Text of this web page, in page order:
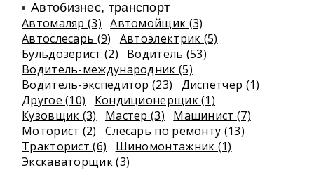
Автобизнес, транспорт
Автомаляр (3)
Автомойщик (3)
Автослесарь (9)
Автоэлектрик (5)
Бульдозерист (2)
Водитель (53)
Водитель-международник (5)
Водитель-экспедитор (23)
Диспетчер (1)
Другое (10)
Кондиционерщик (1)
Кузовщик (3)
Мастер (3)
Машинист (7)
Моторист (2)
Слесарь по ремонту (13)
Тракторист (6)
Шиномонтажник (1)
Экскаваторщик (3)